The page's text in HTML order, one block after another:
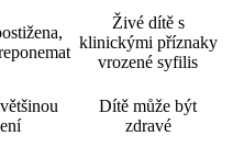
Živé dítě s
klinickými příznaky
vrozené syfilis
Dítě může být
zdravé